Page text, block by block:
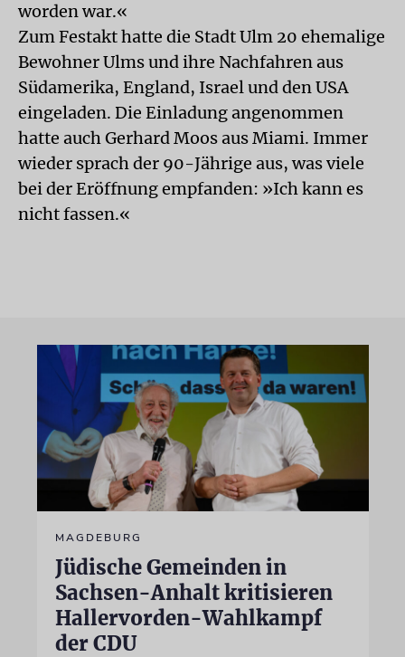
worden war.«
Zum Festakt hatte die Stadt Ulm 20 ehemalige
Bewohner Ulms und ihre Nachfahren aus
Südamerika, England, Israel und den USA
eingeladen. Die Einladung angenommen
hatte auch Gerhard Moos aus Miami. Immer
wieder sprach der 90-Jährige aus, was viele
bei der Eröffnung empfanden: »Ich kann es
nicht fassen.«
MAGDEBURG
Jüdische Gemeinden in
Sachsen-Anhalt kritisieren
Hallervorden-Wahlkampf
der CDU